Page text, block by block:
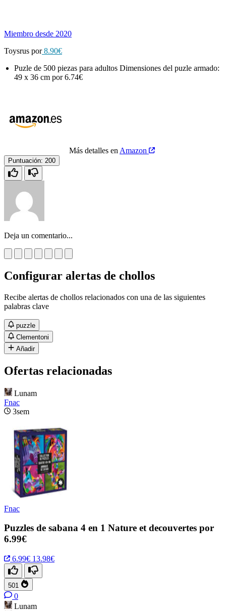
Miembro desde 2020
Toysrus por8.90€
Puzle de 500 piezas para adultos Dimensiones del puzle armado:
49 x 36 cm por 6.74€
Más detalles en Amazon
Puntuación: 200
Deja un comentario...
Configurar alertas de chollos
Recibe alertas de chollos relacionados con una de las siguientes
palabras clave
puzzle
Clementoni
Añadir
Ofertas relacionadas
Lunam
Fnac
3sem
Fnac
Puzzles de sabana 4 en 1 Nature et decouvertes por
6.99€
6.99€ 13.98€
501
0
Lunam